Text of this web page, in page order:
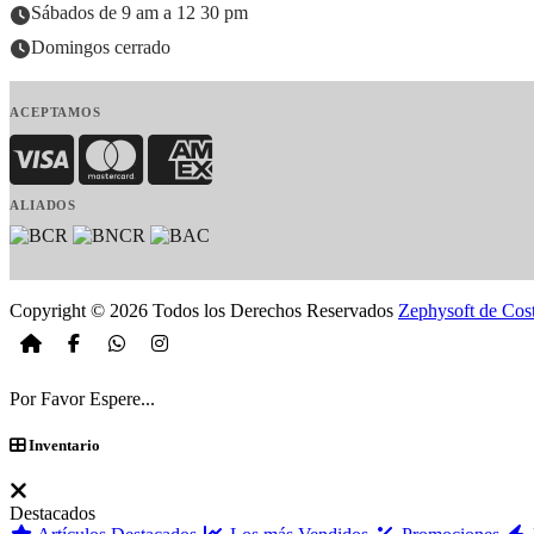
Sábados de 9 am a 12 30 pm
Domingos cerrado
ACEPTAMOS
Visa MasterCardAmerican Express
ALIADOS
Copyright © 2026 Todos los Derechos Reservados Zephysoft de
Por Favor Espere...
Inventario
Destacados